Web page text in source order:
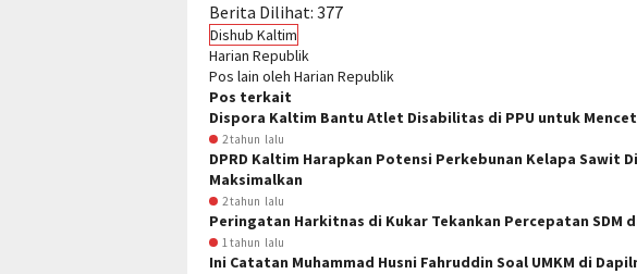
Berita Dilihat: 377
Dishub Kaltim
Harian Republik
Pos lain oleh Harian Republik
Pos terkait
Dispora Kaltim Bantu Atlet Disabilitas di PPU untuk
2 tahun lalu
DPRD Kaltim Harapkan Potensi Perkebunan Kelapa Sawit
Maksimalkan
2 tahun lalu
Peringatan Harkitnas di Kukar Tekankan Percepatan SDM
1 tahun lalu
Ini Catatan Muhammad Husni Fahruddin Soal UMKM di